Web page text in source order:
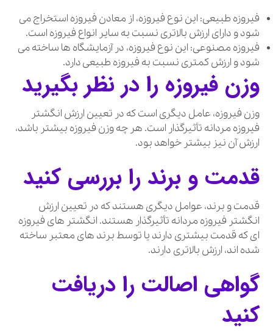
فیروزه طبیعی: این نوع فیروزه، از معادن فیروزه استخراج می
شود و دارای ارزش بالاتری نسبت به سایر انواع فیروزه است.
فیروزه مصنوعی: این نوع فیروزه، در آزمایشگاه ها ساخته می
شود و ارزش کمتری نسبت به فیروزه طبیعی دارد.
وزن فیروزه را در نظر بگیرید
وزن فیروزه، عامل دیگری است که در تعیین ارزش انگشتر
فیروزه مردانه تأثیرگذار است. هر چه وزن فیروزه بیشتر باشد،
ارزش آن نیز بیشتر خواهد بود.
قدمت و برند را بررسی کنید
قدمت و برند، عوامل دیگری هستند که در تعیین ارزش
انگشتر فیروزه مردانه تأثیرگذار هستند. انگشتر های فیروزه
ای که قدمت بیشتری دارند یا توسط برند های معتبر ساخته
شده اند، ارزش بالاتری دارند.
گواهی اصالت را دریافت
کنید